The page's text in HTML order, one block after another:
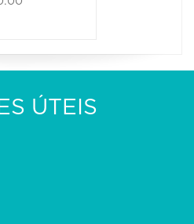
ÚTEIS